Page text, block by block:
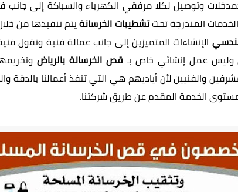
وتوصيل لكلا مرفقي الكهرباء والسباكة إلى جانب
المندرجة تحتتشطيبات الخرسانةيتم تنفيذها من
الإنشاءات المتميزين إلى جانب عمالة فنية ونقول
عمل إنشائي خاص بـقص الخرسانة بالرياض
والفنيين لأن أياديهم هي التي تنفذ أعمالنا بالدقة
الخدمة المقدم عن طريق شركتنا.